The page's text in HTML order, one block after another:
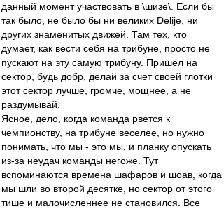
данный момент участвовать в \шизе\. Если бы
так было, не было бы ни великих Delije, ни
других знаменитых движей. Там тех, кто
думает, как вести себя на трибуне, просто не
пускают на эту самую трибуну. Пришел на
сектор, будь добр, делай за счет своей глотки
этот сектор лучше, громче, мощнее, а не
раздумывай.
Ясное, дело, когда команда рвется к
чемпионству, на трибуне веселее, но нужно
понимать, что мы - это мы, и планку опускать
из-за неудач команды негоже. Тут
вспоминаются времена шафаров и шоав, когда
мы шли во второй десятке, но сектор от этого
тише и малочисленнее не становился. Все